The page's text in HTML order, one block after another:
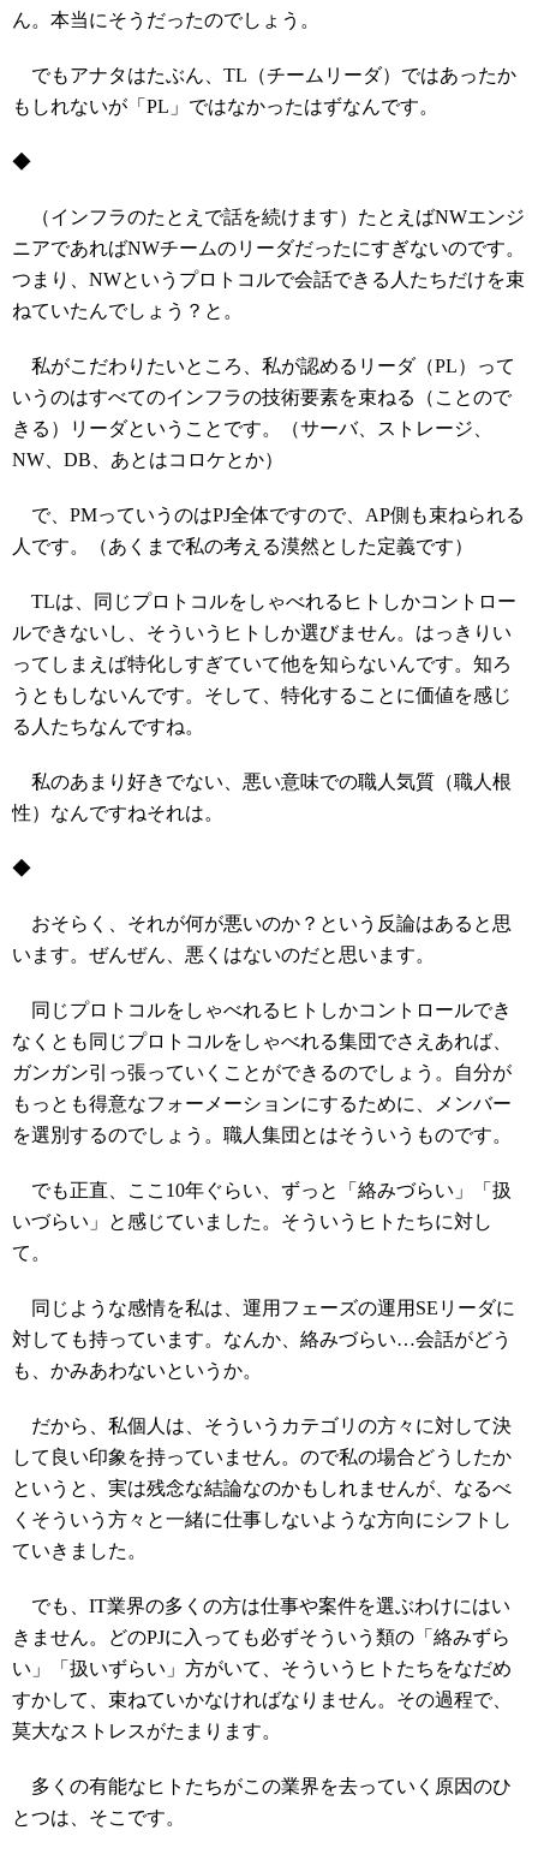
ん。本当にそうだったのでしょう。
でもアナタはたぶん、TL（チームリーダ）ではあったか
もしれないが「PL」ではなかったはずなんです。
◆
（インフラのたとえで話を続けます）たとえばNWエンジ
ニアであればNWチームのリーダだったにすぎないのです。
つまり、NWというプロトコルで会話できる人たちだけを束
ねていたんでしょう？と。
私がこだわりたいところ、私が認めるリーダ（PL）って
いうのはすべてのインフラの技術要素を束ねる（ことので
きる）リーダということです。（サーバ、ストレージ、
NW、DB、あとはコロケとか）
で、PMっていうのはPJ全体ですので、AP側も束ねられる
人です。（あくまで私の考える漠然とした定義です）
TLは、同じプロトコルをしゃべれるヒトしかコントロー
ルできないし、そういうヒトしか選びません。はっきりい
ってしまえば特化しすぎていて他を知らないんです。知ろ
うともしないんです。そして、特化することに価値を感じ
る人たちなんですね。
私のあまり好きでない、悪い意味での職人気質（職人根
性）なんですねそれは。
◆
おそらく、それが何が悪いのか？という反論はあると思
います。ぜんぜん、悪くはないのだと思います。
同じプロトコルをしゃべれるヒトしかコントロールでき
なくとも同じプロトコルをしゃべれる集団でさえあれば、
ガンガン引っ張っていくことができるのでしょう。自分が
もっとも得意なフォーメーションにするために、メンバー
を選別するのでしょう。職人集団とはそういうものです。
でも正直、ここ10年ぐらい、ずっと「絡みづらい」「扱
いづらい」と感じていました。そういうヒトたちに対し
て。
同じような感情を私は、運用フェーズの運用SEリーダに
対しても持っています。なんか、絡みづらい…会話がどう
も、かみあわないというか。
だから、私個人は、そういうカテゴリの方々に対して決
して良い印象を持っていません。ので私の場合どうしたか
というと、実は残念な結論なのかもしれませんが、なるべ
くそういう方々と一緒に仕事しないような方向にシフトし
ていきました。
でも、IT業界の多くの方は仕事や案件を選ぶわけにはい
きません。どのPJに入っても必ずそういう類の「絡みずら
い」「扱いずらい」方がいて、そういうヒトたちをなだめ
すかして、束ねていかなければなりません。その過程で、
莫大なストレスがたまります。
多くの有能なヒトたちがこの業界を去っていく原因のひ
とつは、そこです。